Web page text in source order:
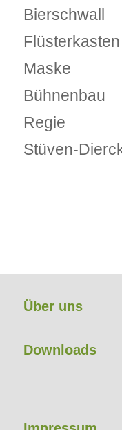
Bierschwall
Maske
Regie
Stüven-
Über uns
Downloads